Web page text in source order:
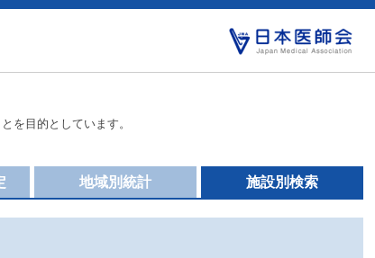
を目的としています。
施設別検索
地域別統計